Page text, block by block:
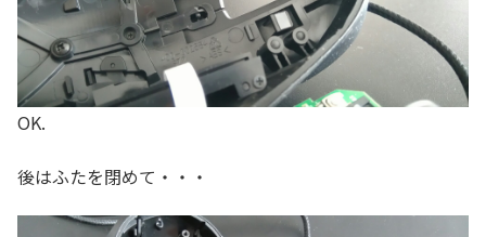
OK.
後はふたを閉めて・・・